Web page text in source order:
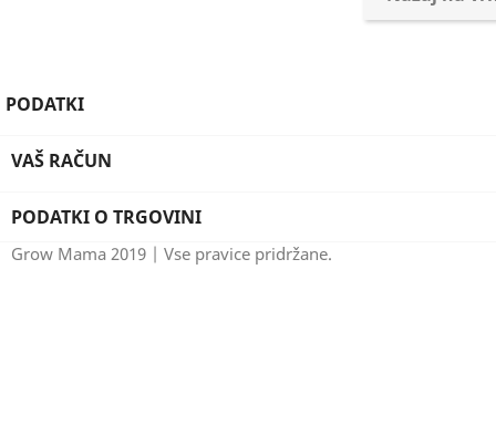
PODATKI
VAŠ RAČUN
PODATKI O TRGOVINI
Grow Mama 2019 | Vse pravice pridržane.